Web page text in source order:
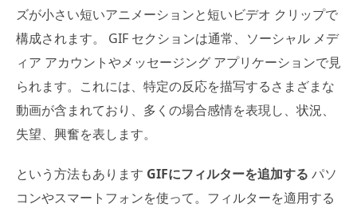
ズが小さい短いアニメーションと短いビデオ クリップで
構成されます。 GIF セクションは通常、ソーシャル メデ
ィア アカウントやメッセージング アプリケーションで見
られます。これには、特定の反応を描写するさまざまな
動画が含まれており、多くの場合感情を表現し、状況、
失望、興奮を表します。
という方法もあります GIFにフィルターを追加する パソ
コンやスマートフォンを使って。フィルターを適用する